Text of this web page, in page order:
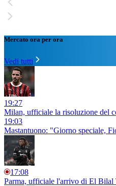
Mercato ora per ora
Vedi tutti
19:27
Milan, ufficiale la risoluzione del
19:03
Mastantuono: "Giorno speciale,
17:08
Parma, ufficiale l'arrivo di El Bilal